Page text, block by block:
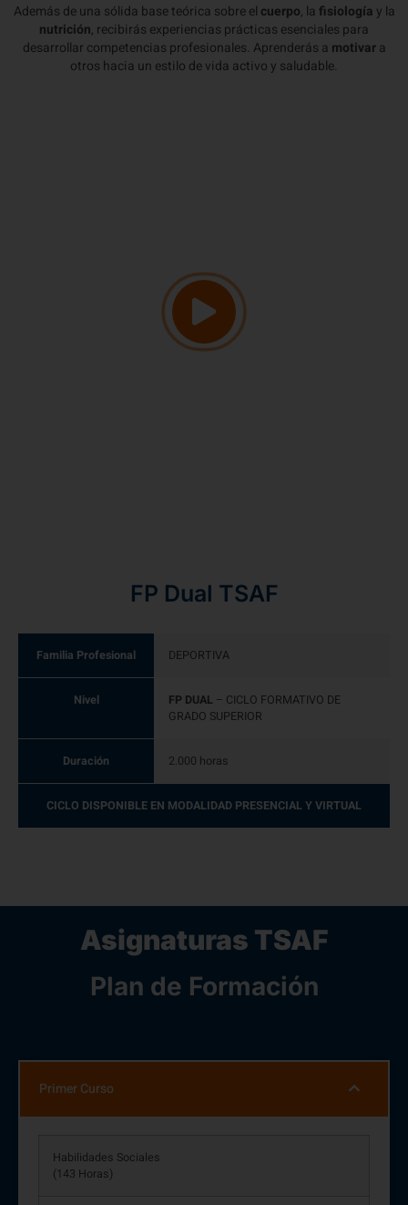
Además de una sólida base teórica sobre el cuerpo, lafisiología y la
nutrición, recibirás experiencias prácticas esenciales para
desarrollar competencias profesionales. Aprenderás a motivara
otros hacia un estilo de vida activo y saludable.
FP Dual TSAF
Familia Profesional DEPORTIVA
Nivel FP DUAL – CICLO FORMATIVO DE
GRADO SUPERIOR
Duración 2.000 horas
CICLO DISPONIBLE EN MODALIDAD PRESENCIAL Y VIRTUAL
Asignaturas TSAF
Plan de Formación
Primer Curso
Habilidades Sociales
(143 Horas)